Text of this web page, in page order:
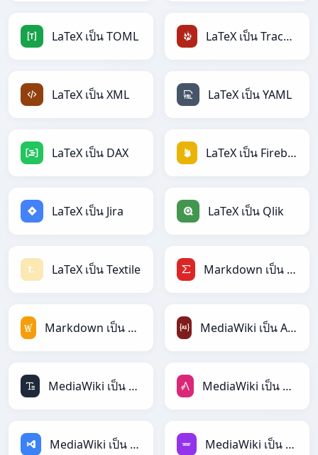
LaTeX เป็น TOML LaTeX เป็น TracWiki
LaTeX เป็น XML LaTeX เป็น YAML
LaTeX เป็น DAX LaTeX เป็น Firebase
LaTeX เป็น Jira LaTeX เป็น Qlik
LaTeX เป็น Textile Markdown เป็น LaTeX
Markdown เป็น MediaWiki MediaWiki เป็น ActionScript
MediaWiki เป็น ASCII MediaWiki เป็น AsciiDoc
MediaWiki เป็น ASP MediaWiki เป็น Avro